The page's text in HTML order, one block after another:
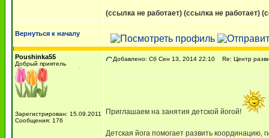
(ссылка не работает) (ссылка не работает)
Вернуться к началу
Poushinka55
Добрый приятель
Зарегистрирован: 15.09.2011
Сообщения: 176
Добавлено: Сб Сен 13, 2014 22:10 Re: Центр
Приглашаем на занятия детской йогой!
Детская йога помогает развить координацию,